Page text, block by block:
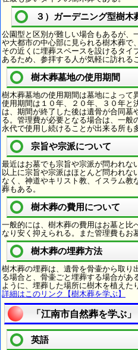
３）ガーデニング型樹木
公園型と区別が難しい場合もあるが、
や大都市の中心部に見られる樹木葬で
その近くに埋葬スペースを設けるタイ
あるため、参拝する人が気軽に訪れる
樹木葬墓地の使用期間
樹木葬墓地の使用期間は墓地によって
使用期間は１０年、２０年、３０年と
は、期間が終了した後は遺骨が合同墓
る。管理費が必要となる場合は、一
永代で使用し続けることが出来る所も
宗旨や宗派について
最近はお墓でも宗旨や宗派が問われな
以上に宗旨や宗派はほとんど問われ
なく、神道やキリスト教、イスラム教
葬もある。
樹木葬の費用について
一般的には、樹木葬の費用はお墓と比
なり安く抑えられる。また管理費もお
樹木葬の埋葬方法
樹木葬の埋葬は、遺骨を骨壷から取り
る場合と、骨壷ごと埋葬する場合があ
ように、埋葬した場所に樹木を植えた
詳細はこのリンク【樹木葬を学ぶ】
「江南市自然葬を学ぶ
英語